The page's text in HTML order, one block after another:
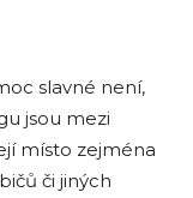
slavné není,
jsou mezi
místo zejména
či jiných